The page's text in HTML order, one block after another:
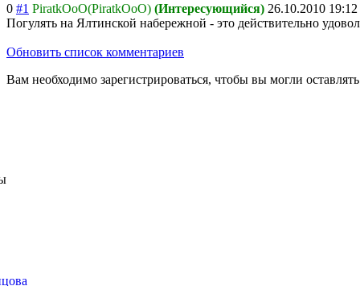
0 #1 PiratkOoO(PiratkOoO) (Интересующийся) 26.10.2010 19:12
Погулять на Ялтинской набережной - это действительно
Обновить список комментариев
Вам необходимо зарегистрироваться, чтобы вы могли